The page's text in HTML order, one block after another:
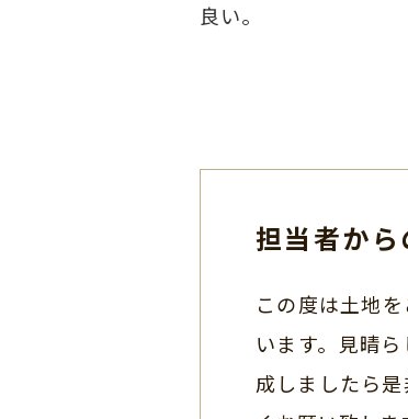
良い。
担当者から
この度は土地
います。見晴
成しましたら